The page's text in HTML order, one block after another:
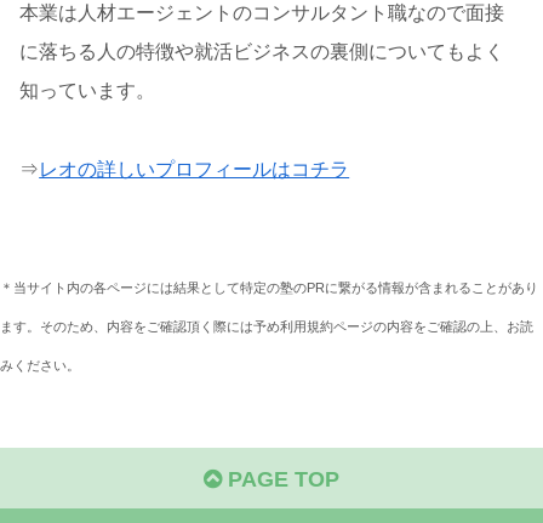
本業は人材エージェントのコンサルタント職なので面接
に落ちる人の特徴や就活ビジネスの裏側についてもよく
知っています。
⇒レオの詳しいプロフィールはコチラ
＊当サイト内の各ページには結果として特定の塾のPRに繋がる情報が含まれることがあり
ます。そのため、内容をご確認頂く際には予め利用規約ページの内容をご確認の上、お読
みください。
PAGE TOP